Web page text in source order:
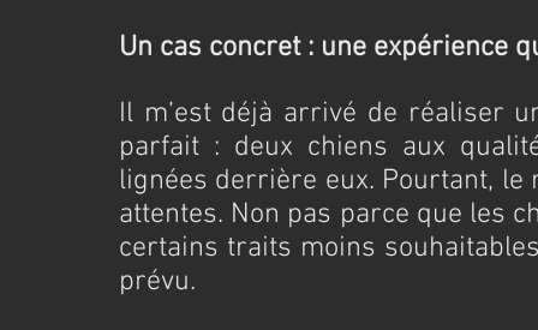
Un cas concret : une expérience
Il m’est déjà arrivé de réaliser
parfait : deux chiens aux
lignées derrière eux. Pourtant, le
attentes. Non pas parce que les
certains traits moins
prévu.